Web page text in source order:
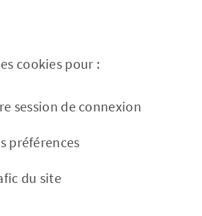
cookies pour :
session de connexion
préférences
du site